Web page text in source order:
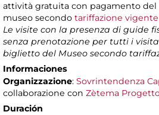
attività gratuita con pagamento del
museo secondo tariffazione vigente
Le visite con la presenza di guide
senza prenotazione per tutti i
biglietto del Museo secondo
Informaciones
Organizzazione: Sovrintendenza
collaborazione con Zètema
Duración